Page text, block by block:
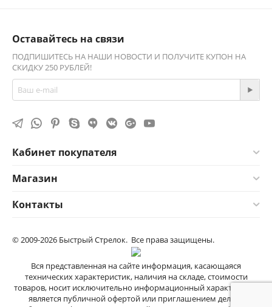
Оставайтесь на связи
ПОДПИШИТЕСЬ НА НАШИ НОВОСТИ И ПОЛУЧИТЕ КУПОН НА
СКИДКУ 250 РУБЛЕЙ!
Кабинет покупателя
Магазин
Контакты
© 2009-2026 Быстрый Стрелок. Все права защищены.
Вся представленная на сайте информация, касающаяся
технических характеристик, наличия на складе, стоимости
товаров, носит исключительно информационный характер и не
является публичной офертой или приглашением делать